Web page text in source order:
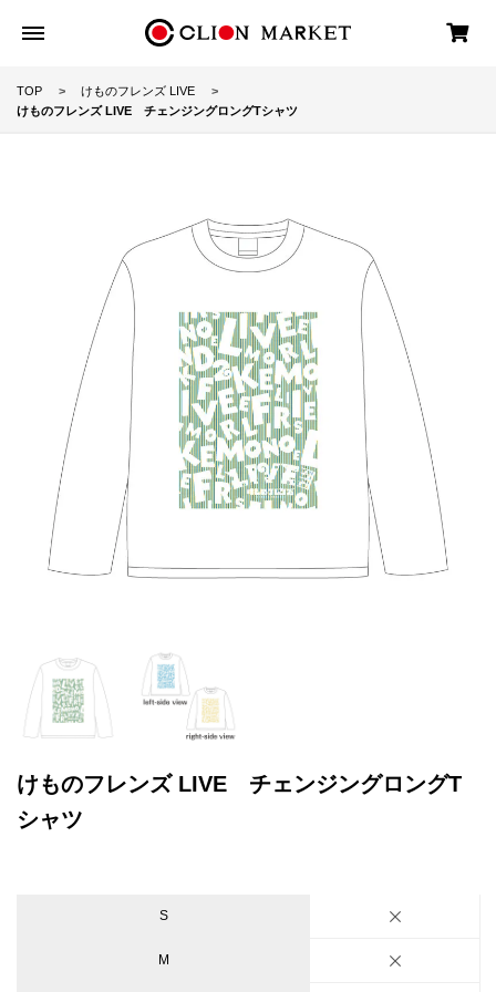
TOP
けものフレンズ LIVE
けものフレンズ LIVE チェンジングロングTシャツ
けものフレンズ LIVE チェンジングロングT
シャツ
S
M